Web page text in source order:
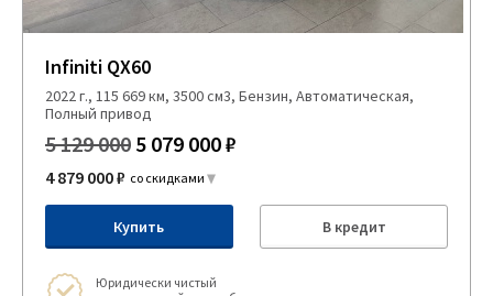
Infiniti QX60
2022 г., 115 669 км, 3500 см3, Бензин, Автоматическая,
Полный привод
5 129 000 5 079 000 ₽
4 879 000 ₽ со скидками
Купить В кредит
Юридически чистый